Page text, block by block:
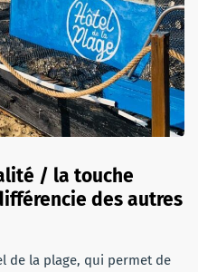
/ la touche
des autres
de la plage, qui permet de